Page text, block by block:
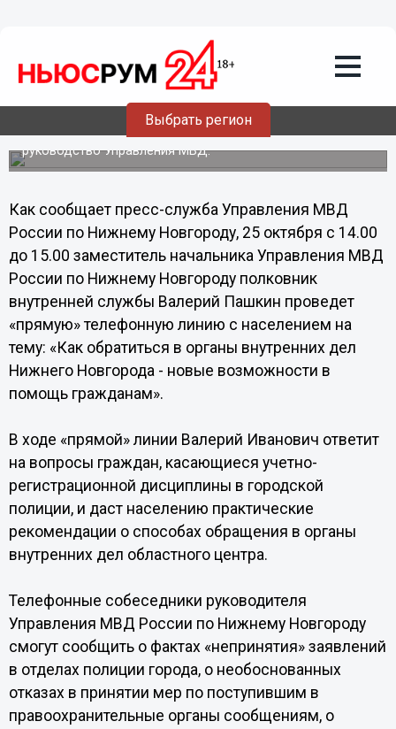
Выбрать регион
25.10.201307:45
Нижегородцам расскажут о способах
обращения в органы внутренних дел
"Прямую линию" с гражданами 25 октября проведет
руководство Управления МВД.
Как сообщает пресс-служба Управления МВД
России по Нижнему Новгороду, 25 октября с 14.00
до 15.00 заместитель начальника Управления МВД
России по Нижнему Новгороду полковник
внутренней службы Валерий Пашкин проведет
«прямую» телефонную линию с населением на
тему: «Как обратиться в органы внутренних дел
Нижнего Новгорода - новые возможности в
помощь гражданам».
В ходе «прямой» линии Валерий Иванович ответит
на вопросы граждан, касающиеся учетно-
регистрационной дисциплины в городской
полиции, и даст населению практические
рекомендации о способах обращения в органы
внутренних дел областного центра.
Телефонные собеседники руководителя
Управления МВД России по Нижнему Новгороду
смогут сообщить о фактах «непринятия» заявлений
в отделах полиции города, о необоснованных
отказах в принятии мер по поступившим в
правоохранительные органы сообщениям, о